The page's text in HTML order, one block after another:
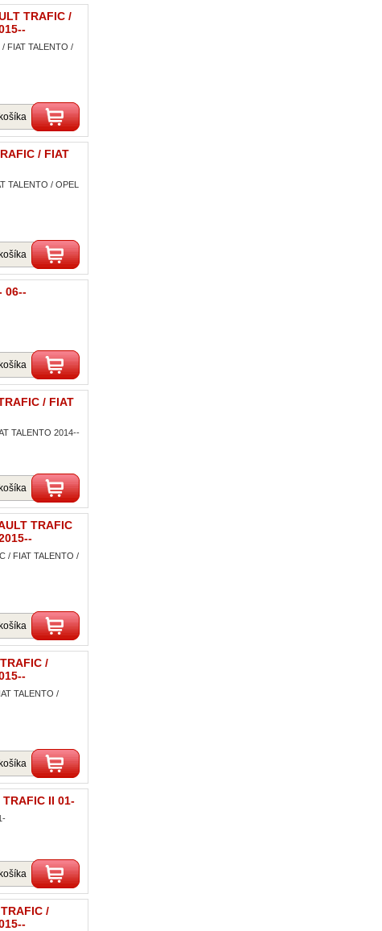
TRAFIC /
FIAT TALENTO /
/ FIAT
TALENTO / OPEL
06--
/ FIAT
TALENTO 2014--
TRAFIC
/ FIAT TALENTO /
/
TALENTO /
II 01-
/